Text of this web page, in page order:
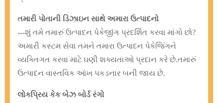
તમારી પોતાની ડિઝાઇન સાથે અમારા ઉત્પાદનો
---શું તમે તમારું ઉત્પાદન પેકેજીંગ પ્રદર્શિત કરવા માંગો છો?
અમારી કસ્ટમ સેવા તમને તમારા ઉત્પાદન પેકેજિંગને
વ્યક્તિગત કરવા માટે ઘણી શક્યતાઓ પ્રદાન કરે છે.તમારું
ઉત્પાદન વાસ્તવિક આંખ પકડનાર બની જાય છે.
લોકપ્રિય કેક બેઝ બોર્ડ રંગો